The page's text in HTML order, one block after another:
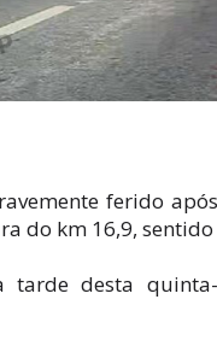
ferido
do km 16,9,
tarde desta